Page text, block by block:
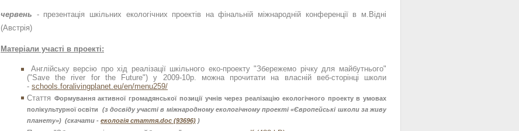
червень - презентація шкільних екологічних проектів на фінальній міжнародній конференції в м.Відні
(Австрія)
Матеріали участі в проекті:
Англійську версію про хід реалізації шкільного еко-проекту "Збережемо річку для майбутнього"
("Save the river for the Future") у 2009-10р. можна прочитати на власній веб-сторінці школи
- schools.foralivingplanet.eu/en/menu259/
Стаття Формування активної громадянської позиції учнів через реалізацію екологічного проекту в умовах
полікультурної освіти (з досвіду участі в міжнародному екологічному проекті «Європейські школи за живу
планету») (скачати - екологія стаття.doc (93696) )